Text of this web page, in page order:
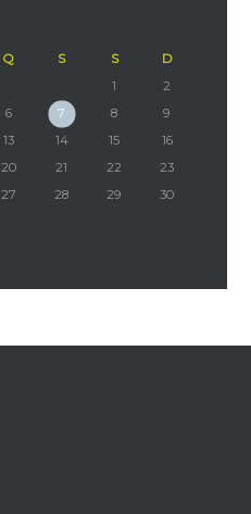
Q S S
D
1
2
6 7 8
9
13 14 15
16
20 21 22
23
27 28 29
30